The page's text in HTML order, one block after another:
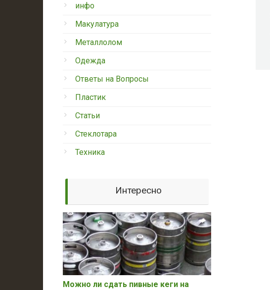
инфо
Макулатура
Металлолом
Одежда
Ответы на Вопросы
Пластик
Статьи
Стеклотара
Техника
Интересно
Можно ли сдать пивные кеги на